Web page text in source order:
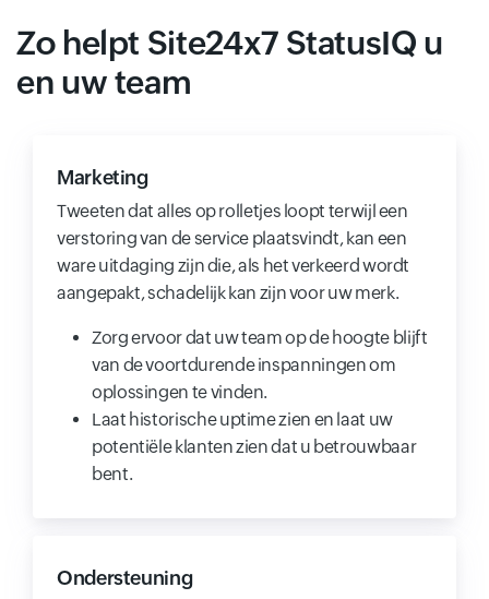
Zo helpt Site24x7 StatusIQ u
en uw team
Marketing
Tweeten dat alles op rolletjes loopt terwijl een
verstoring van de service plaatsvindt, kan een
ware uitdaging zijn die, als het verkeerd wordt
aangepakt, schadelijk kan zijn voor uw merk.
Zorg ervoor dat uw team op de hoogte blijft
van de voortdurende inspanningen om
oplossingen te vinden.
Laat historische uptime zien en laat uw
potentiële klanten zien dat u betrouwbaar
bent.
Ondersteuning